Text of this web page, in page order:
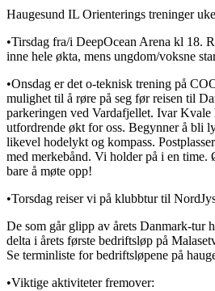
Haugesund IL Orienterings treninger
•Tirsdag fra/i DeepOcean Arena kl 18.
inne hele økta, mens ungdom/voksne
•Onsdag er det o-teknisk trening på
mulighet til å røre på seg før reisen til
parkeringen ved Vardafjellet. Ivar Kvale
utfordrende økt for oss. Begynner å bli
likevel hodelykt og kompass.
med merkebånd. Vi holder på i en time.
bare å møte opp!
•Torsdag reiser vi på klubbtur til
De som går glipp av årets Danmark-tur
delta i årets første bedriftsløp på
Se terminliste for bedriftsløpene på
•Viktige aktiviteter fremover: